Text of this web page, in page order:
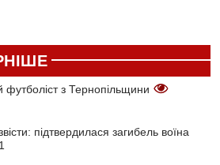
футболіст з Тернопільщини
підтвердилася загибель воїна